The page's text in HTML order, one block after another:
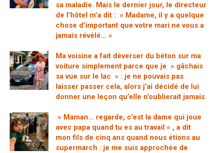
sa maladie. Mais le dernier jour, le directeur
de l’hôtel m’a dit : » Madame, il y a quelque
chose d’important que votre mari ne vous a
jamais révélé… «
Ma voisine a fait déverser du béton sur ma
voiture simplement parce que je » gâchais
sa vue sur le lac » : je ne pouvais pas
laisser passer cela, alors j’ai décidé de lui
donner une leçon qu’elle n’oublierait jamais
» Maman… regarde, c’est la dame qui joue
avec papa quand tu es au travail « , a dit
mon fils de cinq ans quand nous étions au
supermarch : je me suis approchée de